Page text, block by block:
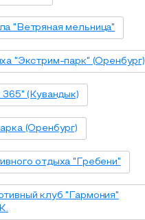
"Ветряная мельница"
"Экстрим-парк" (Оренбург)
365" (Кувандык)
(Оренбург)
отдыха "Гребени"
клуб "Гармония"